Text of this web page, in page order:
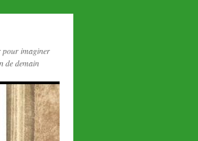
pour imaginer
de demain